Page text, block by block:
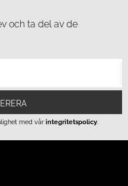
och ta del av de
med vår integritetspolicy